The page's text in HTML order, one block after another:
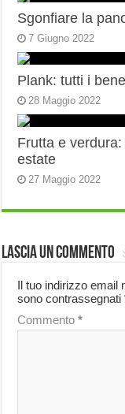
Sgonfiare la
7 Giugno 2022
Plank: tutti i
28 Maggio 2022
Frutta e
estate
27 Maggio 2022
Lascia un commento
Il tuo indirizzo email
sono contrassegnati
Commento*